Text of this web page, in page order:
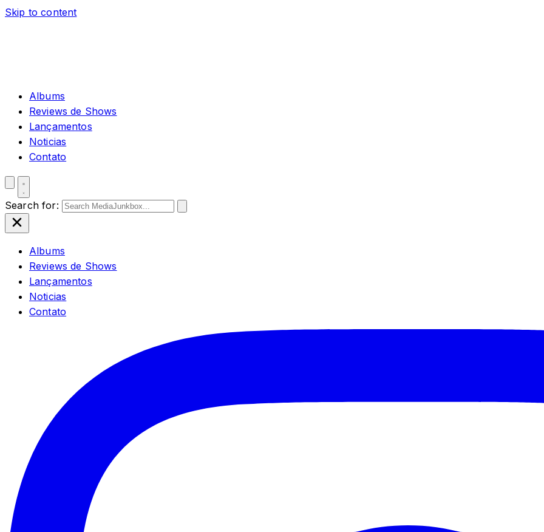
Skip to content
Albums
Reviews de Shows
Lançamentos
Noticias
Contato
Search for:
Albums
Reviews de Shows
Lançamentos
Noticias
Contato